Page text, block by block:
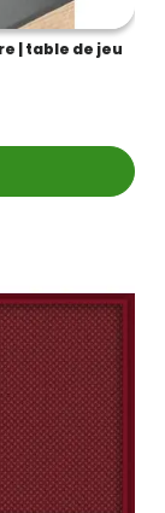
| table de jeu